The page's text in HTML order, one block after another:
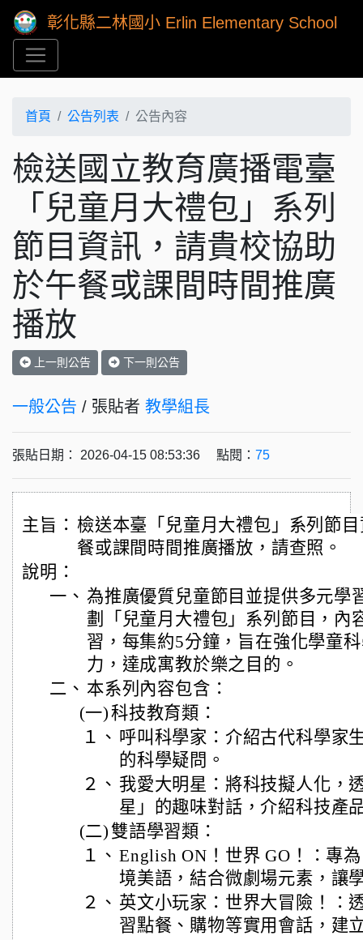
彰化縣二林國小 Erlin Elementary School
首頁 公告列表 公告內容
檢送國立教育廣播電臺
「兒童月大禮包」系列
節目資訊，請貴校協助
於午餐或課間時間推廣
播放
上一則公告 下一則公告
一般公告 / 張貼者 教學組長
張貼日期： 2026-04-15 08:53:36 點閱： 75
主旨： 檢送本臺「兒童月大禮包」系列節
餐或課間時間推廣播放，請查照。
說明：
一、 為推廣優質兒童節目並提供多元學
劃「兒童月大禮包」系列節目，內
習，每集約5分鐘，旨在強化學童
力，達成寓教於樂之目的。
二、 本系列內容包含：
(一)科技教育類：
１、 呼叫科學家：介紹古代科學家
的科學疑問。
２、 我愛大明星：將科技擬人化，
星」的趣味對話，介紹科技產
(二)雙語學習類：
１、 English ON！世界 GO！：專
境美語，結合微劇場元素，讓
２、 英文小玩家：世界大冒險！：
習點餐、購物等實用會話，建